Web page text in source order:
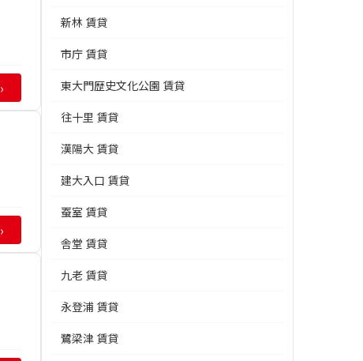
›
›
新林 賃貸
市庁 賃貸
東大門歴史文化公園 賃貸
往十里 賃貸
漢陽大 賃貸
建大入口 賃貸
蚕室 賃貸
舎堂 賃貸
九老 賃貸
永登浦 賃貸
鷺梁津 賃貸